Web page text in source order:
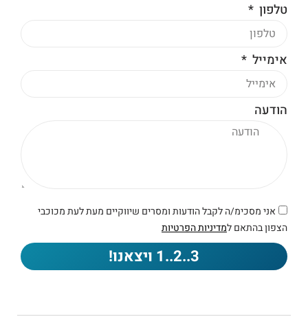
טלפון
אימייל
הודעה
אני מסכימ/ה לקבל הודעות ומסרים שיווקיים מעת לעת מכוכבי
הצפון בהתאם למדיניות הפרטיות
3..2..1 ויצאנו!